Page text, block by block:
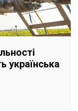
українська